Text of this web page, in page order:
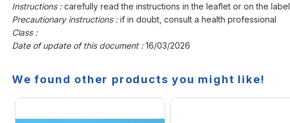
Instructions :carefully read the instructions in the leaflet or on the label
Precautionary instructions :if in doubt, consult a health professional
Class :
Date of update of this document :16/03/2026
We found other products you might like!